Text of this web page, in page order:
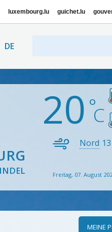
luxembourg.lu guichet.lu
DE
20
Nord 13
Freitag, 07. August
MEINE